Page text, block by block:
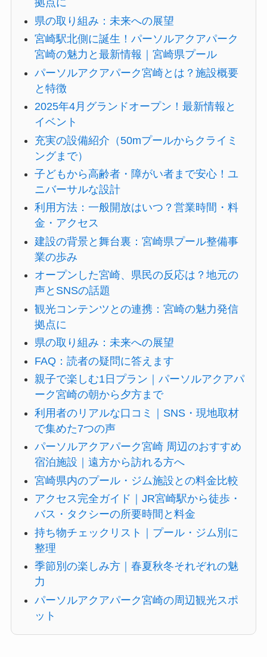
拠点に
県の取り組み：未来への展望
宮崎駅北側に誕生！パーソルアクアパーク
宮崎の魅力と最新情報｜宮崎県プール
パーソルアクアパーク宮崎とは？施設概要
と特徴
2025年4月グランドオープン！最新情報と
イベント
充実の設備紹介（50mプールからクライミ
ングまで）
子どもから高齢者・障がい者まで安心！ユ
ニバーサルな設計
利用方法：一般開放はいつ？営業時間・料
金・アクセス
建設の背景と舞台裏：宮崎県プール整備事
業の歩み
オープンした宮崎、県民の反応は？地元の
声とSNSの話題
観光コンテンツとの連携：宮崎の魅力発信
拠点に
県の取り組み：未来への展望
FAQ：読者の疑問に答えます
親子で楽しむ1日プラン｜パーソルアクアパ
ーク宮崎の朝から夕方まで
利用者のリアルな口コミ｜SNS・現地取材
で集めた7つの声
パーソルアクアパーク宮崎 周辺のおすすめ
宿泊施設｜遠方から訪れる方へ
宮崎県内のプール・ジム施設との料金比較
アクセス完全ガイド｜JR宮崎駅から徒歩・
バス・タクシーの所要時間と料金
持ち物チェックリスト｜プール・ジム別に
整理
季節別の楽しみ方｜春夏秋冬それぞれの魅
力
パーソルアクアパーク宮崎の周辺観光スポ
ット